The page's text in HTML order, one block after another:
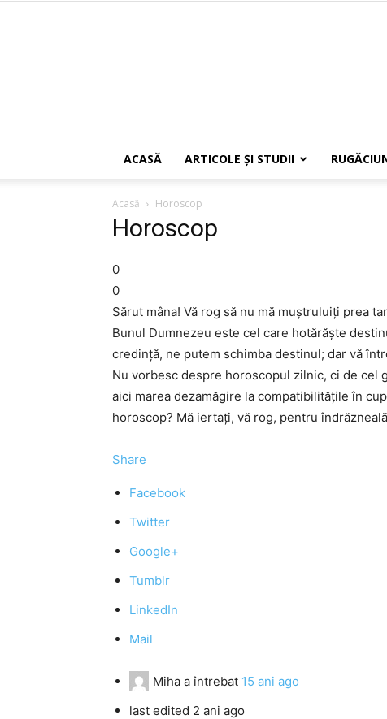
ACASĂ ARTICOLE ŞI STUDII
Acasă Horoscop
Horoscop
0
0
Sărut mâna! Vă rog să nu mă muştruluiţi prea
Bunul Dumnezeu este cel care hotărăşte
credinţă, ne putem schimba destinul; dar vă
Nu vorbesc despre horoscopul zilnic, ci de cel
aici marea dezamăgire la compatibilităţile în
horoscop? Mă iertaţi, vă rog, pentru
Share
Facebook
Twitter
Google+
Tumblr
LinkedIn
Mail
Miha a întrebat 15 ani ago
last edited 2 ani ago